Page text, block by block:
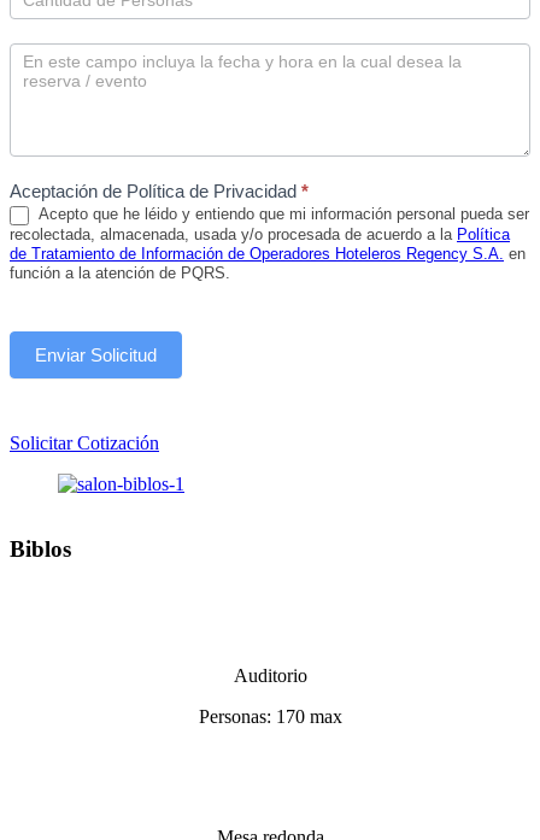
Aceptación de Política de Privacidad *
Acepto que he léido y entiendo que mi información personal pueda ser
recolectada, almacenada, usada y/o procesada de acuerdo a la Política
de Tratamiento de Información de Operadores Hoteleros Regency S.A. en
función a la atención de PQRS.
Solicitar Cotización
Biblos
Auditorio
Personas: 170 max